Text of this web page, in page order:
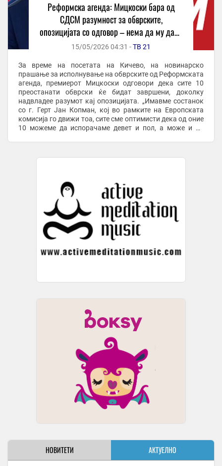
Реформска агенда: Мицкоски бара од
СДСМ разумност за обврските,
опозицијата со одговор – нема да му даде
алиби за нивно неисполнување
15/05/2026 04:31 -ТВ 21
За време на посетата на Кичево, на новинарско
прашање за исполнување на обврските од Реформската
агенда, премиерот Мицкоски одговори дека сите 10
преостанати обврски ќе бидат завршени, доколку
надвладее разумот кај опозицијата. „Имавме состанок
со г. Герт Јан Копман, кој во рамките на Европската
комисија го движи тоа, сите сме оптимисти дека од оние
10 можеме да испорачаме девет и пол, а може и 10
НОВИТЕТИ АКТУЕЛНО